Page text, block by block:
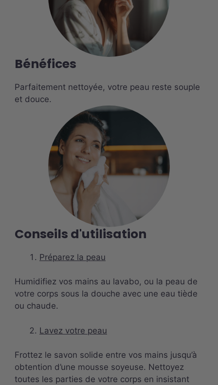
Bénéfices
Parfaitement nettoyée, votre peau reste souple
et douce.
Conseils d'utilisation
Préparez la peau
Humidifiez vos mains au lavabo, ou la peau de
votre corps sous la douche avec une eau tiède
ou chaude.
Lavez votre peau
Frottez le savon solide entre vos mains jusqu’à
obtention d’une mousse soyeuse. Nettoyez
toutes les parties de votre corps en insistant